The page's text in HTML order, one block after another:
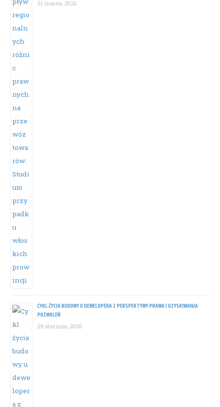
31 marca, 2026
CYKL ŻYCIA BUDOWY U DEWELOPERA Z PERSPEKTYWY PRAWA I UZYSKIWANIA
POZWOLEŃ
29 stycznia, 2026